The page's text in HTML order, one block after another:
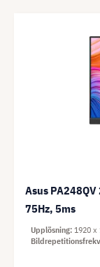
Asus
75Hz, 5ms
Upplösning 1920 x